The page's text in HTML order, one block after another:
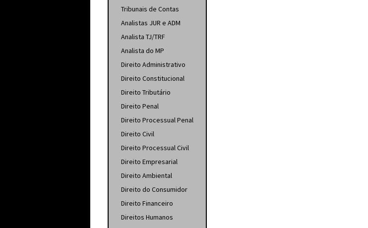
Tribunais de Contas
Analistas JUR e ADM
Analista TJ/TRF
Analista do MP
Direito Administrativo
Direito Constitucional
Direito Tributário
Direito Penal
Direito Processual Penal
Direito Civil
Direito Processual Civil
Direito Empresarial
Direito Ambiental
Direito do Consumidor
Direito Financeiro
Direitos Humanos